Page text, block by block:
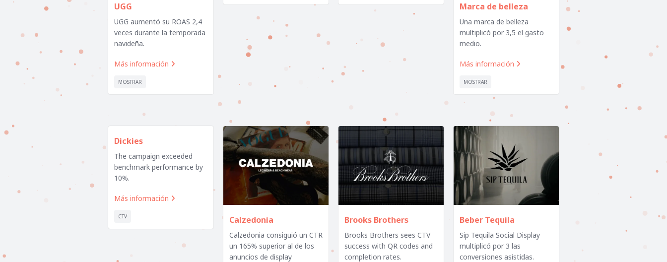
UGG
UGG aumentó su ROAS 2,4
veces durante la temporada
navideña.
Más información 
MOSTRAR
Marca de belleza
Una marca de belleza
multiplicó por 3,5 el gasto
medio.
Más información 
MOSTRAR
Dickies
The campaign exceeded
benchmark performance by
10%.
Más información 
CTV Calzedonia
Calzedonia consiguió un CTR
un 165% superior al de los
anuncios de display
Brooks Brothers
Brooks Brothers sees CTV
success with QR codes and
completion rates.
Beber Tequila
Sip Tequila Social Display
multiplicó por 3 las
conversiones asistidas.